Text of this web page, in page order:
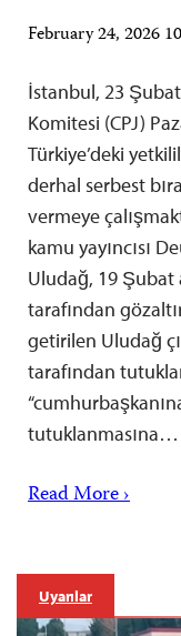
February 24, 2026
İstanbul, 23
Komitesi (CPJ)
Türkiye’deki
derhal serbest
vermeye
kamu yayıncısı
Uludağ, 19 Şubat
tarafından
getirilen Uludağ
tarafından
tutuklanmasına…
Read More ›
Uyarılar